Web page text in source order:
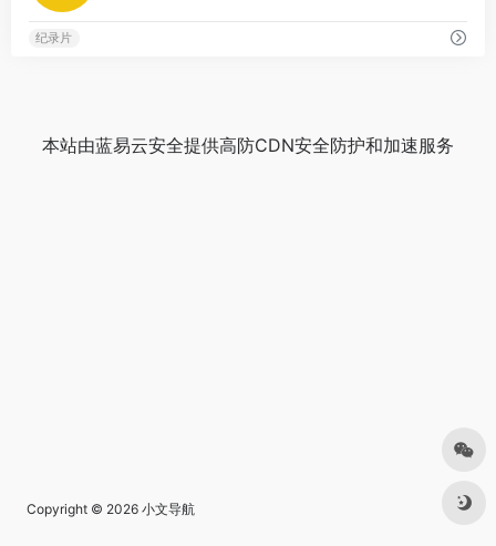
纪录片
本站由蓝易云安全提供高防CDN安全防护和加速服务
Copyright © 2026 小文导航